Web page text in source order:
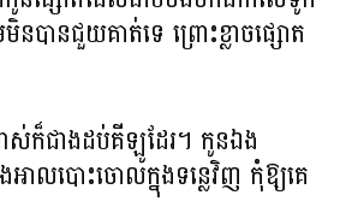
នបានជួយគាត់ទេ ព្រោះខ្លាចផ្សោត
ស់ក៏ជាងដប់គីឡូដែរ។ កូនឯង
ាលបោះចោលក្នុងទន្លេវិញ កុំឱ្យគេ